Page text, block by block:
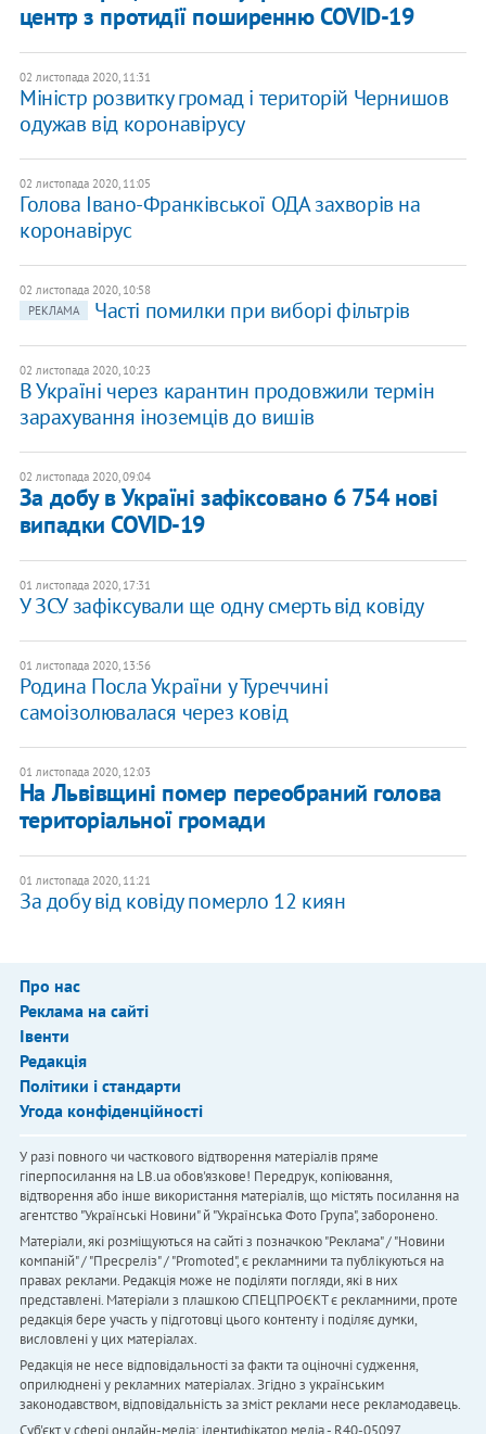
центр з протидії поширенню COVID-19
02 листопада 2020, 11:31
​Міністр розвитку громад і територій Чернишов
одужав від коронавірусу
02 листопада 2020, 11:05
Голова Івано-Франківської ОДА захворів на
коронавірус
02 листопада 2020, 10:58
РЕКЛАМА
Часті помилки при виборі фільтрів
02 листопада 2020, 10:23
В Україні через карантин продовжили термін
зарахування іноземців до вишів
02 листопада 2020, 09:04
За добу в Україні зафіксовано 6 754 нові
випадки COVID-19
01 листопада 2020, 17:31
У ЗСУ зафіксували ще одну смерть від ковіду
01 листопада 2020, 13:56
Родина Посла України у Туреччині
самоізолювалася через ковід
01 листопада 2020, 12:03
На Львівщині помер переобраний голова
територіальної громади
01 листопада 2020, 11:21
За добу від ковіду померло 12 киян
Про нас
Реклама на сайті
Івенти
Редакція
Політики і стандарти
Угода конфіденційності
У разі повного чи часткового відтворення матеріалів пряме
гіперпосилання на LB.ua обов'язкове! Передрук, копіювання,
відтворення або інше використання матеріалів, що містять посилання на
агентство "Українськi Новини" й "Українська Фото Група", заборонено.
Матеріали, які розміщуються на сайті з позначкою "Реклама" / "Новини
компаній" / "Пресреліз" / "Promoted", є рекламними та публікуються на
правах реклами. Редакція може не поділяти погляди, які в них
представлені. Матеріали з плашкою СПЕЦПРОЄКТ є рекламними, проте
редакція бере участь у підготовці цього контенту і поділяє думки,
висловлені у цих матеріалах.
Редакція не несе відповідальності за факти та оціночні судження,
оприлюднені у рекламних матеріалах. Згідно з українським
законодавством, відповідальність за зміст реклами несе рекламодавець.